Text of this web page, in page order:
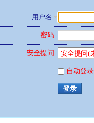
用户名
密码:
安全提问:
自动登录
登录